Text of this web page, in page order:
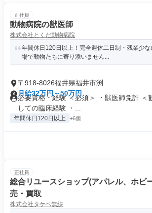
正社員
動物病院の獣医師
株式会社とくだ動物病院
年間休日120日以上！完全週休二日制・残業少
場で動物たちに寄り添いません...
〒918-8026福井県福井市渕
月給32万円～50万円
必要資格・経験 ＜必須＞ ・獣医師免許 ＜
しての臨床経験 ・...
年間休日120日以上 +6個
正社員
総合リユースショップ(アパレル、ホビ
売・買取
株式会社タケベ無線